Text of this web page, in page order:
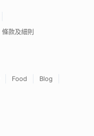
條款及細則
Food
Blog